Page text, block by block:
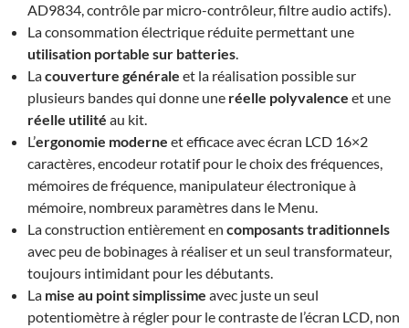
AD9834, contrôle par micro-contrôleur, filtre audio actifs).
La consommation électrique réduite permettant une
utilisation portable sur batteries.
Lacouverture générale et la réalisation possible sur
plusieurs bandes qui donne une réelle polyvalence et une
réelle utilité au kit.
L’ergonomie moderne et efficace avec écran LCD 16×2
caractères, encodeur rotatif pour le choix des fréquences,
mémoires de fréquence, manipulateur électronique à
mémoire, nombreux paramètres dans le Menu.
La construction entièrement en composants traditionnels
avec peu de bobinages à réaliser et un seul transformateur,
toujours intimidant pour les débutants.
La mise au point simplissime avec juste un seul
potentiomètre à régler pour le contraste de l’écran LCD, non